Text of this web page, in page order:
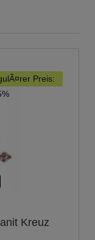
Preis:
Kreuz